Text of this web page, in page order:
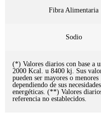
Fibra Alimentaria
Sodio
(*) Valores diarios con base a
2000 Kcal. u 8400 kj. Sus
pueden ser mayores o menores
dependiendo de sus necesidades
energéticas. (**) Valores
referencia no establecidos.